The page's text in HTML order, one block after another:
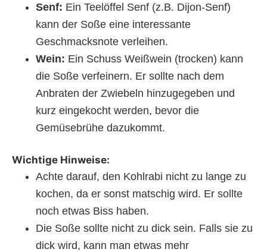
Senf: Ein Teelöffel Senf (z.B. Dijon-Senf)
kann der Soße eine interessante
Geschmacksnote verleihen.
Wein: Ein Schuss Weißwein (trocken) kann
die Soße verfeinern. Er sollte nach dem
Anbraten der Zwiebeln hinzugegeben und
kurz eingekocht werden, bevor die
Gemüsebrühe dazukommt.
Wichtige Hinweise:
Achte darauf, den Kohlrabi nicht zu lange zu
kochen, da er sonst matschig wird. Er sollte
noch etwas Biss haben.
Die Soße sollte nicht zu dick sein. Falls sie zu
dick wird, kann man etwas mehr